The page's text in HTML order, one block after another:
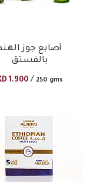
أصابع جوز
بالفستق
1.900 / 250 gms